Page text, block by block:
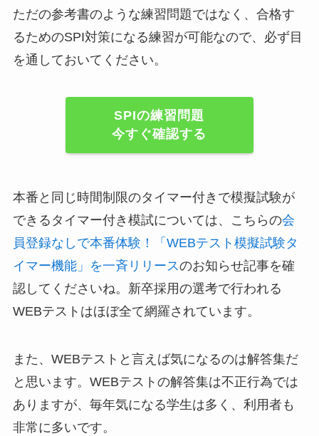
ただの参考書のような練習問題ではなく、合格す
るためのSPI対策になる練習が可能なので、必ず目
を通しておいてください。
SPIの練習問題
今すぐ確認する
本番と同じ時間制限のタイマー付きで模擬試験が
できるタイマー付き模試については、こちらの会
員登録なしで本番体験！「WEBテスト模擬試験タ
イマー機能」を一斉リリースのお知らせ記事を確
認してくださいね。新卒採用の選考で行われる
WEBテストはほぼ全て網羅されています。
また、WEBテストと言えば気になるのは解答集だ
と思います。WEBテストの解答集は不正行為では
ありますが、毎年気になる学生は多く、利用者も
非常に多いです。